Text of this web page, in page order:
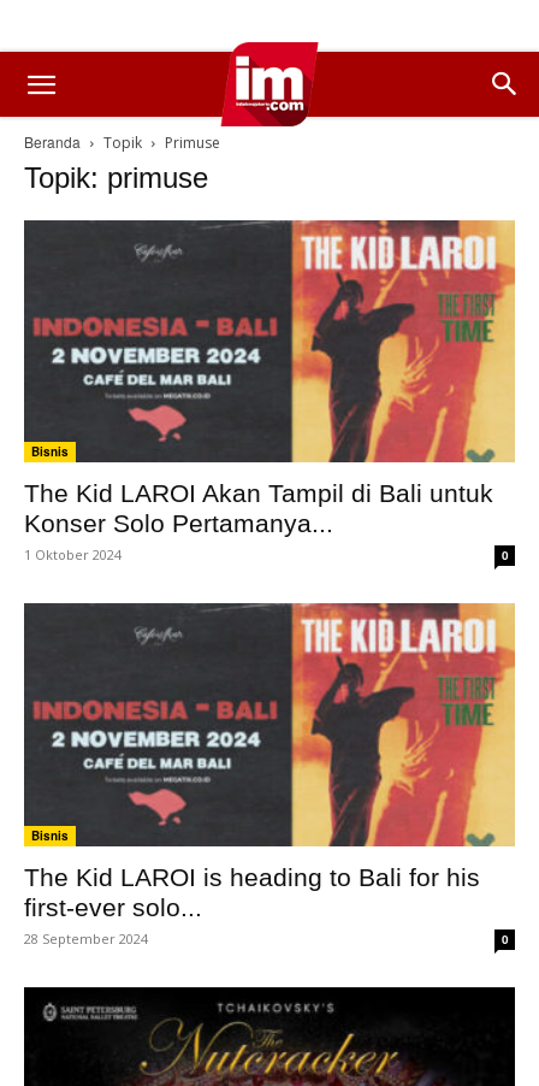
Beranda Topik Primuse
Topik: primuse
Bisnis
The Kid LAROI Akan Tampil di Bali untuk
Konser Solo Pertamanya...
1 Oktober 2024 0
Bisnis
The Kid LAROI is heading to Bali for his
first-ever solo...
28 September 2024 0